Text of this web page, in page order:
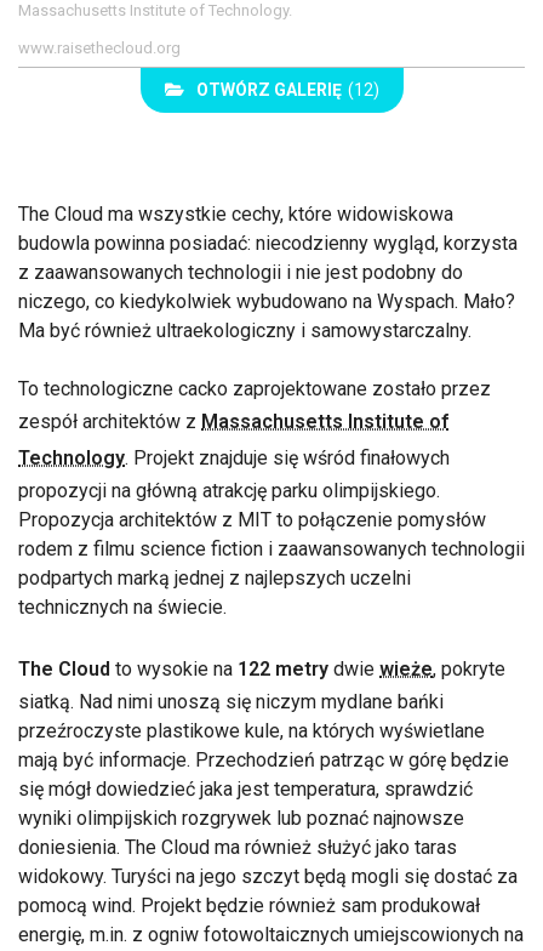
Massachusetts Institute of Technology.
www.raisethecloud.org
OTWÓRZ GALERIĘ (12)
The Cloud ma wszystkie cechy, które widowiskowa
budowla powinna posiadać: niecodzienny wygląd, korzysta
z zaawansowanych technologii i nie jest podobny do
niczego, co kiedykolwiek wybudowano na Wyspach. Mało?
Ma być również ultraekologiczny i samowystarczalny.
To technologiczne cacko zaprojektowane zostało przez
zespół architektów z Massachusetts Institute of
Technology. Projekt znajduje się wśród finałowych
propozycji na główną atrakcję parku olimpijskiego.
Propozycja architektów z MIT to połączenie pomysłów
rodem z filmu science fiction i zaawansowanych technologii
podpartych marką jednej z najlepszych uczelni
technicznych na świecie.
The Cloud to wysokie na 122 metry dwie wieże, pokryte
siatką. Nad nimi unoszą się niczym mydlane bańki
przeźroczyste plastikowe kule, na których wyświetlane
mają być informacje. Przechodzień patrząc w górę będzie
się mógł dowiedzieć jaka jest temperatura, sprawdzić
wyniki olimpijskich rozgrywek lub poznać najnowsze
doniesienia. The Cloud ma również służyć jako taras
widokowy. Turyści na jego szczyt będą mogli się dostać za
pomocą wind. Projekt będzie również sam produkował
energię, m.in. z ogniw fotowoltaicznych umiejscowionych na